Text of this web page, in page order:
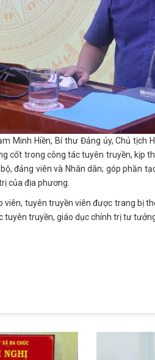
Hiền, Bí thư Đảng ủy, Chủ tịch
cốt trong công tác tuyên truyền, kịp
đảng viên và Nhân dân; góp phần
của địa phương.
tuyên truyền viên được trang bị
truyền, giáo dục chính trị tư